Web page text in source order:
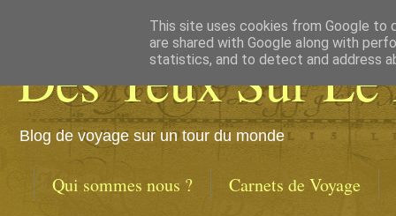
Des Yeux Sur
Blog de voyage sur un tour du monde
Qui sommes nous ? Carnets de Voyage
This site uses cookies from Google to
are shared with Google along with
statistics, and to detect and address